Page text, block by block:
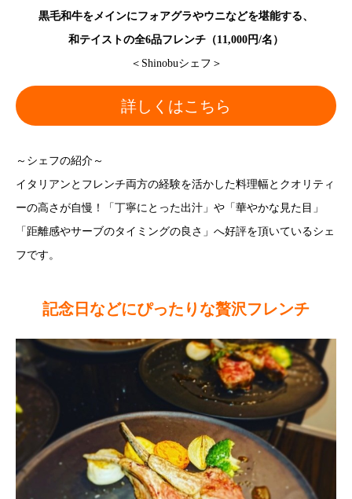
黒毛和牛をメインにフォアグラやウニなどを堪能する、
和テイストの全6品フレンチ（11,000円/名）
＜Shinobuシェフ＞
詳しくはこちら
～シェフの紹介～
イタリアンとフレンチ両方の経験を活かした料理幅とクオリティ
ーの高さが自慢！「丁寧にとった出汁」や「華やかな見た目」
「距離感やサーブのタイミングの良さ」へ好評を頂いているシェ
フです。
記念日などにぴったりな贅沢フレンチ